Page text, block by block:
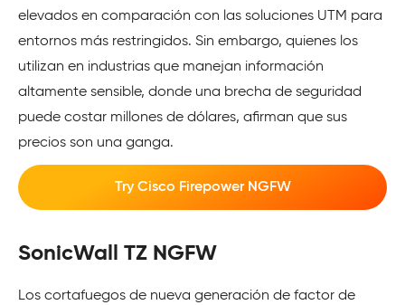
elevados en comparación con las soluciones UTM para
entornos más restringidos. Sin embargo, quienes los
utilizan en industrias que manejan información
altamente sensible, donde una brecha de seguridad
puede costar millones de dólares, afirman que sus
precios son una ganga.
Try Cisco Firepower NGFW
SonicWall TZ NGFW
Los cortafuegos de nueva generación de factor de